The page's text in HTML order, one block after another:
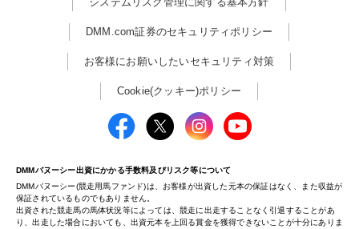
DMM.com証券のセキュリティポリシー
お客様にお願いしたいセキュリティ対策
Cookie(クッキー)ポリシー
DMMバヌーシー出資にかかる手数料及びリスク等について
DMMバヌーシー(競走用馬ファンド)は、お客様が出資した元本の保証はなく、また収益が
保証されているものでもありません。
出資された競走馬の馬体状況等によっては、競走に出走することなく引退することがあ
り、出走した場合においても、出資元本を上回る賞金を獲得できないことが十分にありま